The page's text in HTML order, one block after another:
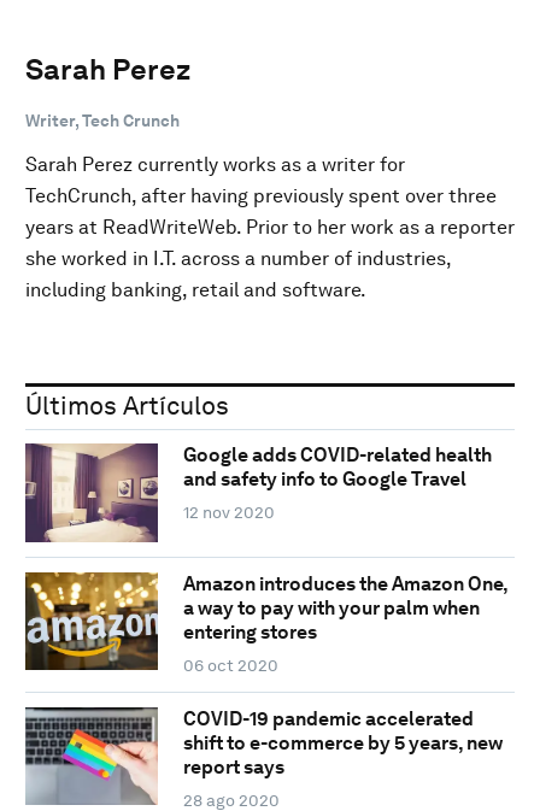
Sarah Perez
Writer, Tech Crunch
Sarah Perez currently works as a writer for
TechCrunch, after having previously spent over three
years at ReadWriteWeb. Prior to her work as a reporter
she worked in I.T. across a number of industries,
including banking, retail and software.
Últimos Artículos
Google adds COVID-related health
and safety info to Google Travel
12 nov 2020
Amazon introduces the Amazon One,
a way to pay with your palm when
entering stores
06 oct 2020
COVID-19 pandemic accelerated
shift to e-commerce by 5 years, new
report says
28 ago 2020